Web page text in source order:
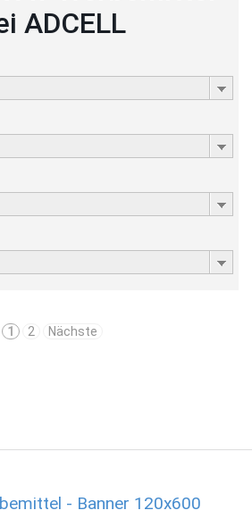
ADCELL
1 2 Nächste
- Banner 120x600